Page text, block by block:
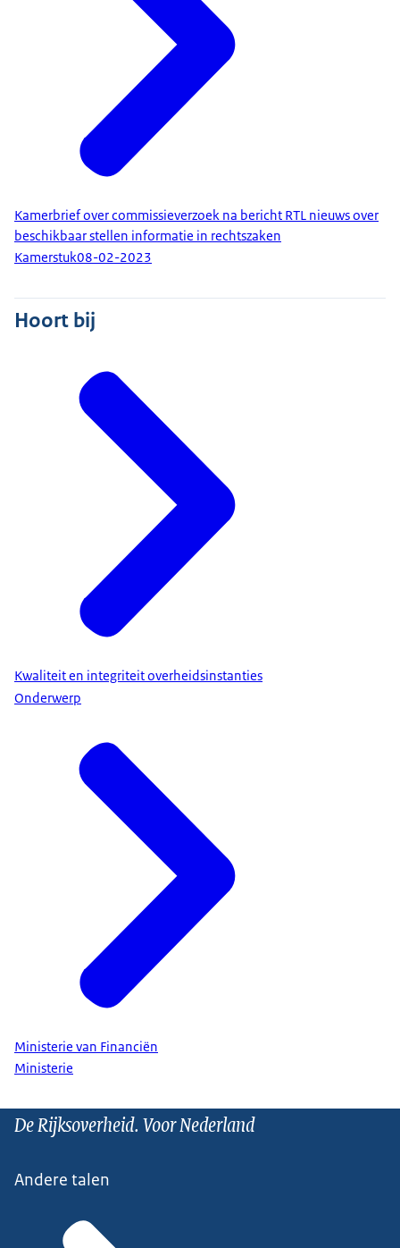
Kamerbrief over commissieverzoek na bericht RTL nieuws over
beschikbaar stellen informatie in rechtszaken
Kamerstuk08-02-2023
Hoort bij
Kwaliteit en integriteit overheidsinstanties
Onderwerp
Ministerie van Financiën
Ministerie
De Rijksoverheid. Voor Nederland
Andere talen